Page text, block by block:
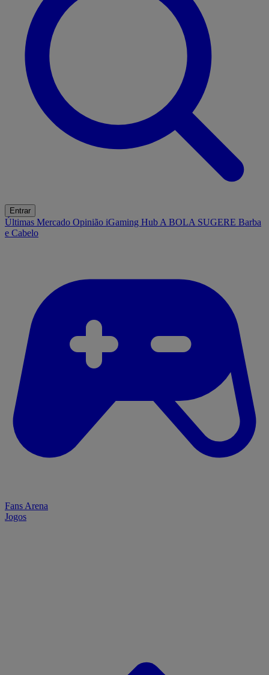
Entrar
Últimas Mercado Opinião iGaming Hub A BOLA SUGERE Barba
e Cabelo
Fans Arena
Jogos